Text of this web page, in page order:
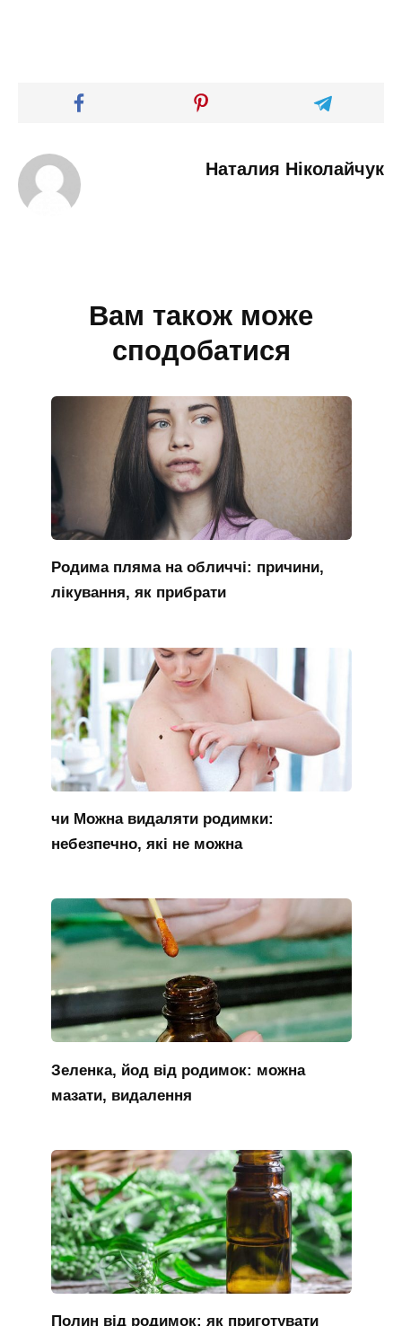
Наталия Ніколайчук
Вам також може
сподобатися
Родима пляма на обличчі: причини,
лікування, як прибрати
чи Можна видаляти родимки:
небезпечно, які не можна
Зеленка, йод від родимок: можна
мазати, видалення
Полин від родимок: як приготувати